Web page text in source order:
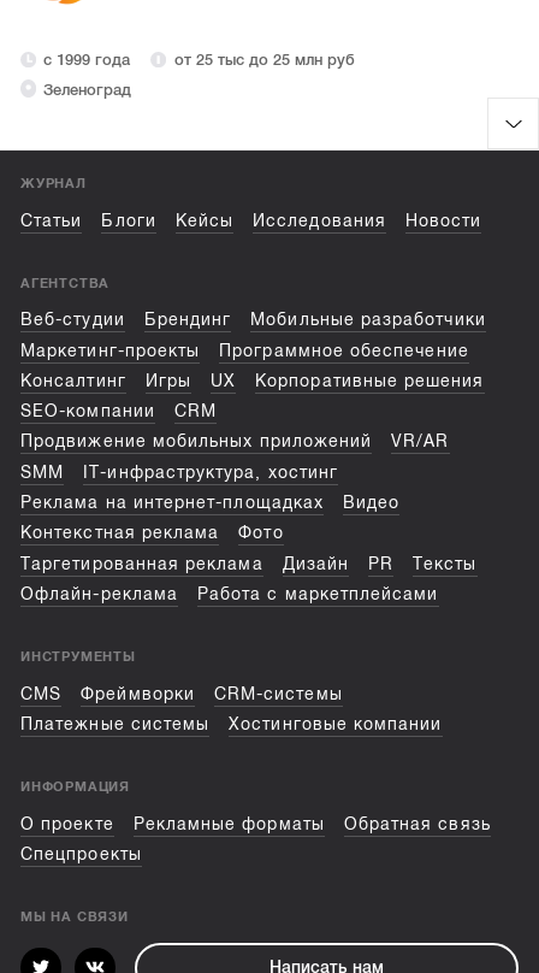
с 1999 года
от 25 тыс до 25 млн руб
Зеленоград
ЖУРНАЛ
Статьи Блоги Кейсы Исследования Новости
АГЕНТСТВА
Веб-студии Брендинг
Мобильные разработчики
Маркетинг-проекты
Программное обеспечение
Консалтинг
Игры UX
Корпоративные решения
SEO-компании
CRM
Продвижение мобильных приложений
VR/AR
SMM
IT-инфраструктура, хостинг
Реклама на интернет-площадках
Видео
Контекстная реклама
Фото
Таргетированная реклама
Дизайн PR
Тексты
Офлайн-реклама
Работа с маркетплейсами
ИНСТРУМЕНТЫ
CMS Фреймворки
CRM-системы
Платежные системы
Хостинговые компании
ИНФОРМАЦИЯ
О проекте Рекламные форматы
Обратная связь
Спецпроекты
МЫ НА СВЯЗИ
Написать нам